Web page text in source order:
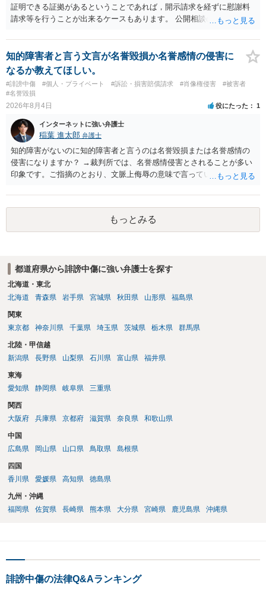
証明できる証拠があるということであれば，開示請求を経ずに慰謝料
請求等を行うことが出来るケースもあります。 公開相談の場では回答
に個別に相談されると良いでしょう。
知的障害者と言う文言が名誉毀損か名誉感情の侵害に
なるか教えてほしい。
#誹謗中傷 #個人・プライベート #訴訟・損害賠償請求 #肖像権侵害
#被害者
#名誉毀損
2026年8月4日 役にたった 1
インターネットに強い弁護士
稲葉 進太郎 弁護士
知的障害がないのに知的障害者と言うのは名誉毀損または名誉感情の
侵害になりますか？ →裁判所では、名誉感情侵害とされることが多い
印象です。ご指摘のとおり、文脈上侮辱の意味で言っている点も加味
もっとみる
都道府県から誹謗中傷に強い弁護士を探す
北海道・東北
北海道
青森県 岩手県 宮城県 秋田県 山形県 福島県
関東
東京都
神奈川県 千葉県 埼玉県 茨城県 栃木県 群馬県
北陸・甲信越
新潟県
長野県 山梨県 石川県 富山県 福井県
東海
愛知県
静岡県 岐阜県 三重県
関西
大阪府
兵庫県 京都府 滋賀県 奈良県 和歌山県
中国
広島県
岡山県 山口県 鳥取県 島根県
四国
香川県
愛媛県 高知県 徳島県
九州・沖縄
福岡県
佐賀県 長崎県 熊本県 大分県 宮崎県 鹿児島県 沖縄県
誹謗中傷の法律Q&Aランキング